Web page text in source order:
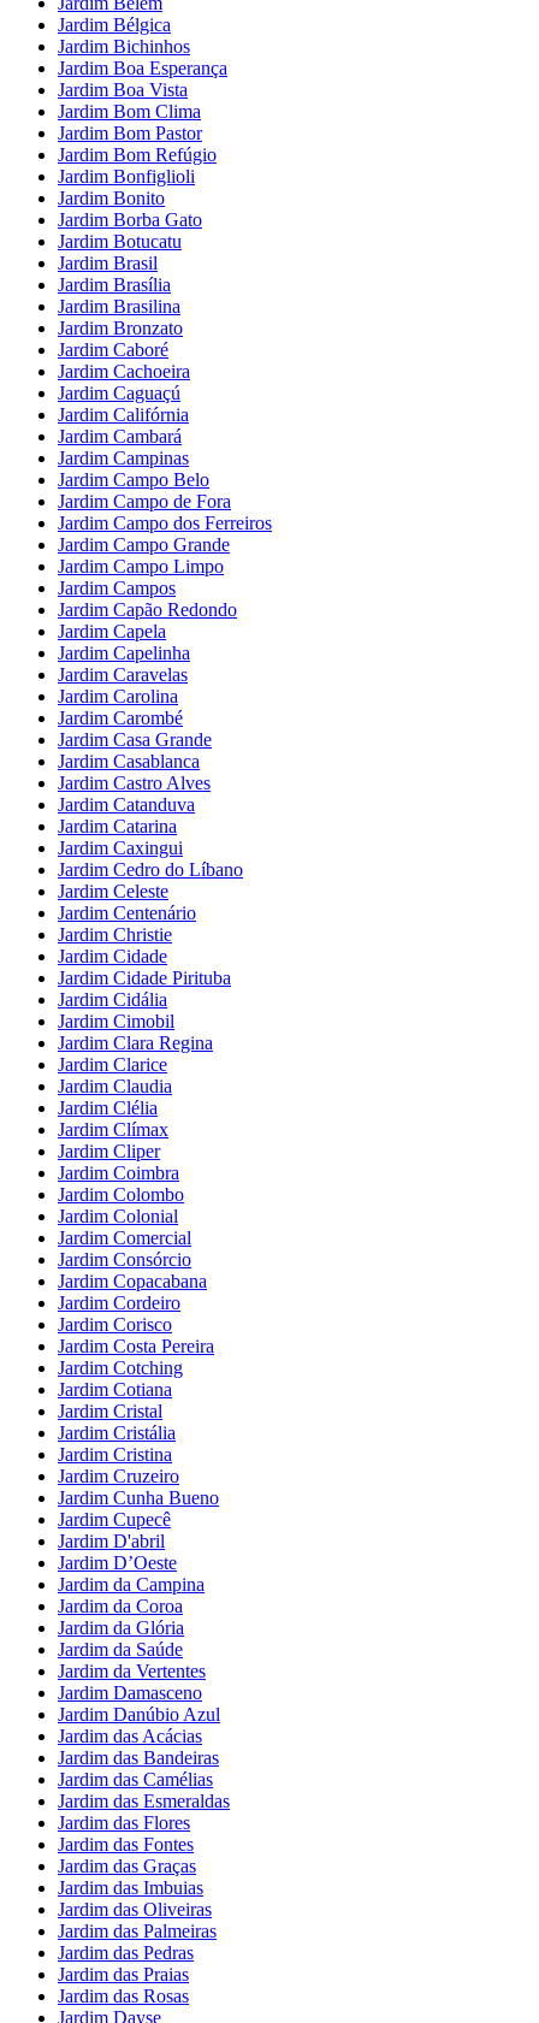
Jardim Bélgica
Jardim Bichinhos
Jardim Boa Esperança
Jardim Boa Vista
Jardim Bom Clima
Jardim Bom Pastor
Jardim Bom Refúgio
Jardim Bonfiglioli
Jardim Bonito
Jardim Borba Gato
Jardim Botucatu
Jardim Brasil
Jardim Brasília
Jardim Brasilina
Jardim Bronzato
Jardim Caboré
Jardim Cachoeira
Jardim Caguaçú
Jardim Califórnia
Jardim Cambará
Jardim Campinas
Jardim Campo Belo
Jardim Campo de Fora
Jardim Campo dos Ferreiros
Jardim Campo Grande
Jardim Campo Limpo
Jardim Campos
Jardim Capão Redondo
Jardim Capela
Jardim Capelinha
Jardim Caravelas
Jardim Carolina
Jardim Carombé
Jardim Casa Grande
Jardim Casablanca
Jardim Castro Alves
Jardim Catanduva
Jardim Catarina
Jardim Caxingui
Jardim Cedro do Líbano
Jardim Celeste
Jardim Centenário
Jardim Christie
Jardim Cidade
Jardim Cidade Pirituba
Jardim Cidália
Jardim Cimobil
Jardim Clara Regina
Jardim Clarice
Jardim Claudia
Jardim Clélia
Jardim Clímax
Jardim Cliper
Jardim Coimbra
Jardim Colombo
Jardim Colonial
Jardim Comercial
Jardim Consórcio
Jardim Copacabana
Jardim Cordeiro
Jardim Corisco
Jardim Costa Pereira
Jardim Cotching
Jardim Cotiana
Jardim Cristal
Jardim Cristália
Jardim Cristina
Jardim Cruzeiro
Jardim Cunha Bueno
Jardim Cupecê
Jardim D'abril
Jardim D’Oeste
Jardim da Campina
Jardim da Coroa
Jardim da Glória
Jardim da Saúde
Jardim da Vertentes
Jardim Damasceno
Jardim Danúbio Azul
Jardim das Acácias
Jardim das Bandeiras
Jardim das Camélias
Jardim das Esmeraldas
Jardim das Flores
Jardim das Fontes
Jardim das Graças
Jardim das Imbuias
Jardim das Oliveiras
Jardim das Palmeiras
Jardim das Pedras
Jardim das Praias
Jardim das Rosas
Jardim Dayse